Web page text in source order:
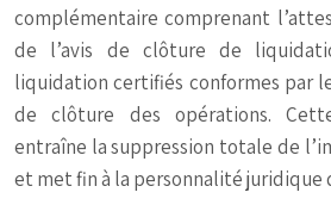
complémentaire comprenant
de l’avis de clôture de
liquidation certifiés conformes par
de clôture des opérations.
entraîne la suppression totale de
et met fin à la personnalité juridique